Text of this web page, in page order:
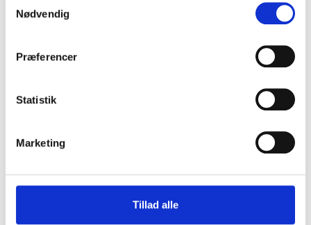
Nødvendig
Præferencer
Statistik
Marketing
Tillad alle